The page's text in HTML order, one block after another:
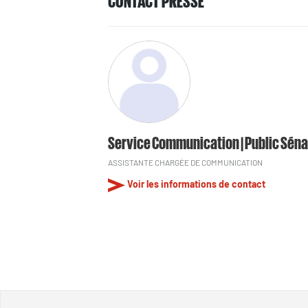
Service Communication | Public
ASSISTANTE CHARGÉE DE COMMUNICATION
Voir les informations de contact